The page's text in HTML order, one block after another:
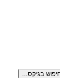
בגיקס...